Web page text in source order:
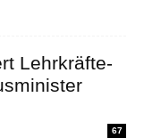
Lehrkräfte-
67